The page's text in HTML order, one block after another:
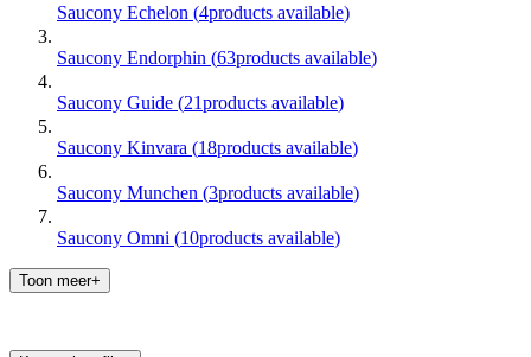
Saucony Echelon (4products available)
Saucony Endorphin (63products available)
Saucony Guide (21products available)
Saucony Kinvara (18products available)
Saucony Munchen (3products available)
Saucony Omni (10products available)
Toon meer+